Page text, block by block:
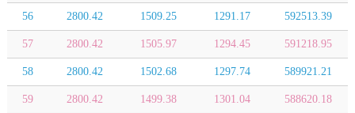
56 2800.42 1509.25 1291.17 592513.39
57 2800.42 1505.97 1294.45 591218.95
58 2800.42 1502.68 1297.74 589921.21
59 2800.42 1499.38 1301.04 588620.18